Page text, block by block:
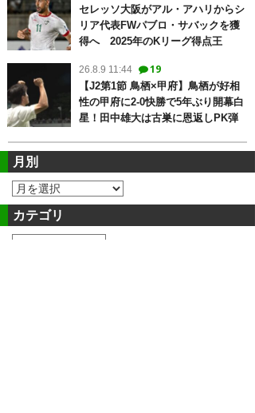
セレッソ大阪がアル・アハリからシ
リア代表FWパブロ・サバックを獲
得へ 2025年のKリーグ得点王
26.8.9 11:44 19
【J2第1節 鳥栖×甲府】鳥栖が好相
性の甲府に2-0快勝で5年ぶり開幕白
星！田中雄大は古巣に恩返しPK弾
月別
カテゴリ